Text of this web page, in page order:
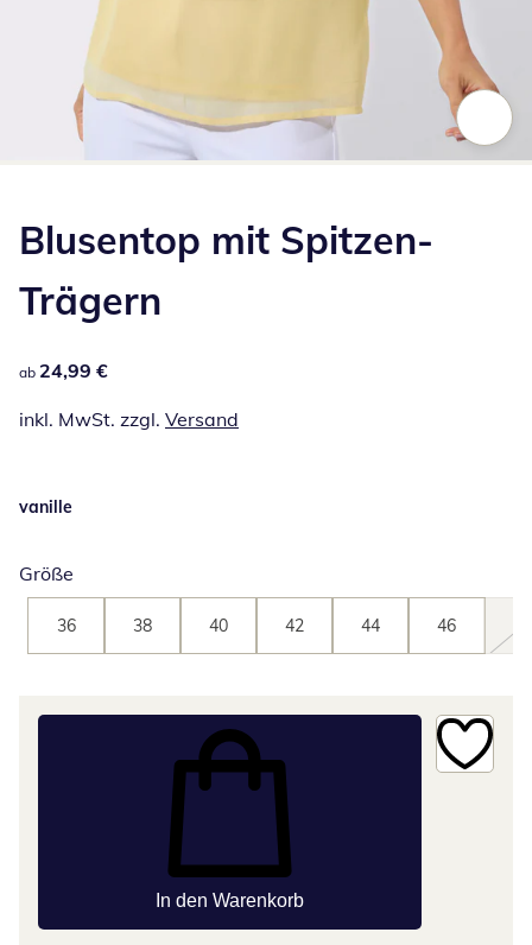
Blusentop mit Spitzen-
Trägern
24,99 €
ab 24,99 €
inkl. MwSt. zzgl. Versand
vanille
Größe
36 38 40 42 44 46
In den Warenkorb